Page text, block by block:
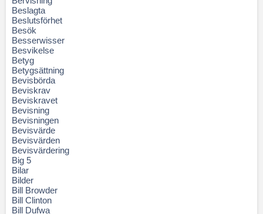
Beslagta
Beslutsförhet
Besök
Besserwisser
Besvikelse
Betyg
Betygsättning
Bevisbörda
Beviskrav
Beviskravet
Bevisning
Bevisningen
Bevisvärde
Bevisvärden
Bevisvärdering
Big 5
Bilar
Bilder
Bill Browder
Bill Clinton
Bill Dufwa